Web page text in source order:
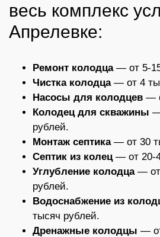
весь комплекс
Апрелевке:
Ремонт колодца— от 5-
Чистка колодца— от 4
Насосы для колодцев —
Колодец для скважины —
рублей.
Монтаж септика— от 30
Септик из колец— от 20-
Углубление колодца— от
рублей.
Водоснабжение из
тысяч рублей.
Дренажные колодцы —